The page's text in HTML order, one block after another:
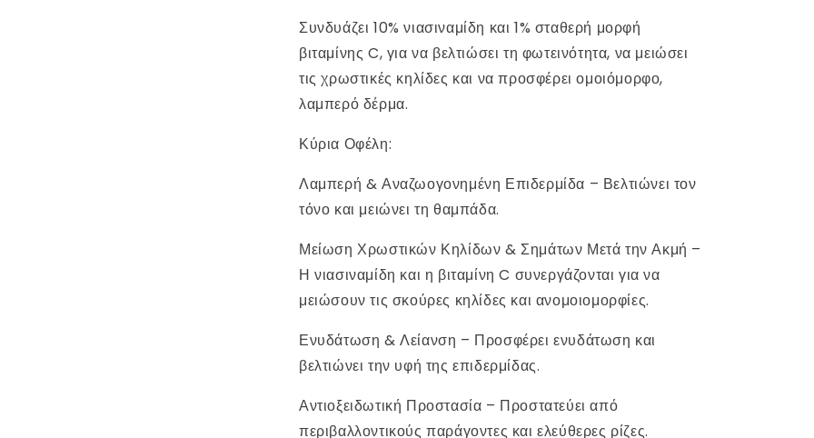
Dr
Solution
Dr
Solution
Συνδυάζει 10% νιασιναμίδη και 1% σταθερή μορφή
βιταμίνης C, για να βελτιώσει τη φωτεινότητα, να μειώσει
τις χρωστικές κηλίδες και να προσφέρει ομοιόμορφο,
λαμπερό δέρμα.
Κύρια Οφέλη:
Λαμπερή & Αναζωογονημένη Επιδερμίδα – Βελτιώνει τον
τόνο και μειώνει τη θαμπάδα.
Μείωση Χρωστικών Κηλίδων & Σημάτων Μετά την Ακμή –
Η νιασιναμίδη και η βιταμίνη C συνεργάζονται για να
μειώσουν τις σκούρες κηλίδες και ανομοιομορφίες.
Ενυδάτωση & Λείανση – Προσφέρει ενυδάτωση και
βελτιώνει την υφή της επιδερμίδας.
Αντιοξειδωτική Προστασία – Προστατεύει από
περιβαλλοντικούς παράγοντες και ελεύθερες ρίζες.